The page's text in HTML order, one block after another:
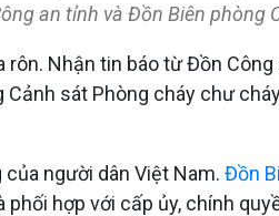
an tỉnh và Đồn Biên phòng
Nhận tin báo từ Đồn
sát Phòng cháy chư
người dân Việt Nam. Đồn
hợp với cấp ủy, chính